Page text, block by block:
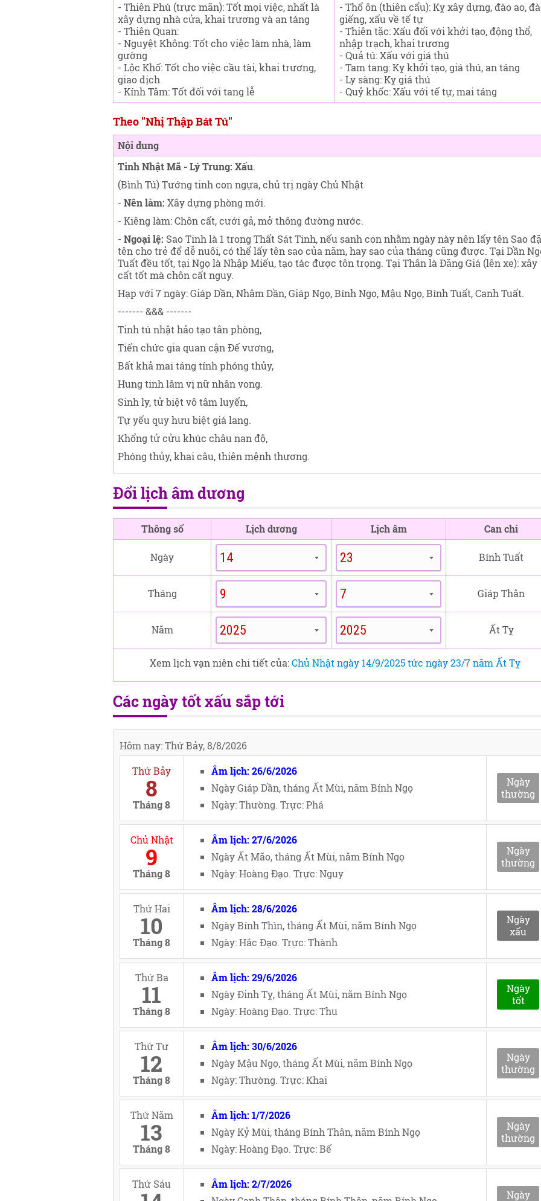
- Thiên Phú (trực mãn): Tốt mọi việc, nhất là
xây dựng nhà cửa, khai trương và an táng
- Thiên Quan:
- Nguyệt Không: Tốt cho việc làm nhà, làm
gường
- Lộc Khố: Tốt cho việc cầu tài, khai trương,
giao dịch
- Kính Tâm: Tốt đối với tang lễ
- Thổ ôn (thiên cẩu): Kỵ xây dựng, đào ao,
giếng, xấu về tế tự
- Thiên tặc: Xấu đối với khởi tạo, động thổ,
nhập trạch, khai trương
- Quả tú: Xấu với giá thú
- Tam tang: Kỵ khởi tạo, giá thú, an táng
- Ly sàng: Kỵ giá thú
- Quỷ khốc: Xấu với tế tự, mai táng
Theo "Nhị Thập Bát Tú"
Nội dung
Tinh Nhật Mã - Lý Trung: Xấu.
(Bình Tú) Tướng tinh con ngựa, chủ trị ngày Chủ Nhật
- Nên làm: Xây dựng phòng mới.
- Kiêng làm: Chôn cất, cưới gả, mở thông đường nước.
- Ngoại lệ: Sao Tinh là 1 trong Thất Sát Tinh, nếu sanh con nhằm ngày này nên lấy tên Sao
tên cho trẻ để dễ nuôi, có thể lấy tên sao của năm, hay sao của tháng cũng được. Tại Dần
Tuất đều tốt, tại Ngọ là Nhập Miếu, tạo tác được tôn trọng. Tại Thân là Đăng Giá (lên xe): xây
cất tốt mà chôn cất nguy.
Hạp với 7 ngày: Giáp Dần, Nhâm Dần, Giáp Ngọ, Bính Ngọ, Mậu Ngọ, Bính Tuất, Canh Tuất.
------- &&& -------
Tinh tú nhật hảo tạo tân phòng,
Tiến chức gia quan cận Đế vương,
Bất khả mai táng tính phóng thủy,
Hung tinh lâm vị nữ nhân vong.
Sinh ly, tử biệt vô tâm luyến,
Tự yếu quy hưu biệt giá lang.
Khổng tử cửu khúc châu nan độ,
Phóng thủy, khai câu, thiên mệnh thương.
Đổi lịch âm dương
Thông số Lịch dương Lịch âm Can chi
Ngày Bính Tuất
Tháng Giáp Thân
Năm Ất Tỵ
Xem lịch vạn niên chi tiết của:Chủ Nhật ngày 14/9/2025 tức ngày 23/7 năm Ất Tỵ
Các ngày tốt xấu sắp tới
Hôm nay: Thứ Bảy, 8/8/2026
Thứ Bảy
8
Tháng 8
Âm lịch: 26/6/2026
Ngày Giáp Dần, tháng Ất Mùi, năm Bính Ngọ
Ngày: Thường. Trực: Phá
Ngày
thường
Chủ Nhật
9
Tháng 8
Âm lịch: 27/6/2026
Ngày Ất Mão, tháng Ất Mùi, năm Bính Ngọ
Ngày: Hoàng Đạo. Trực: Nguy
Ngày
thường
Thứ Hai
10
Tháng 8
Âm lịch: 28/6/2026
Ngày Bính Thìn, tháng Ất Mùi, năm Bính Ngọ
Ngày: Hắc Đạo. Trực: Thành
Ngày
xấu
Thứ Ba
11
Tháng 8
Âm lịch: 29/6/2026
Ngày Đinh Tỵ, tháng Ất Mùi, năm Bính Ngọ
Ngày: Hoàng Đạo. Trực: Thu
Ngày
tốt
Thứ Tư
12
Tháng 8
Âm lịch: 30/6/2026
Ngày Mậu Ngọ, tháng Ất Mùi, năm Bính Ngọ
Ngày: Thường. Trực: Khai
Ngày
thường
Thứ Năm
13
Tháng 8
Âm lịch: 1/7/2026
Ngày Kỷ Mùi, tháng Bính Thân, năm Bính Ngọ
Ngày: Hoàng Đạo. Trực: Bế
Ngày
thường
Thứ Sáu
Âm lịch: 2/7/2026
Ngày